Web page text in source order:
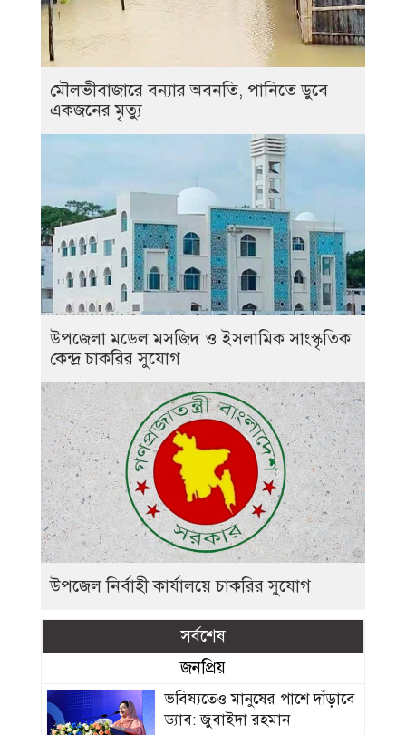
মৌলভীবাজারে বন্যার অবনতি, পানিতে ডুবে
একজনের মৃত্যু
উপজেলা মডেল মসজিদ ও ইসলামিক সাংস্কৃতিক
কেন্দ্র চাকরির সুযোগ
উপজেল নির্বাহী কার্যালয়ে চাকরির সুযোগ
সর্বশেষ
জনপ্রিয়
ভবিষ্যতেও মানুষের পাশে দাঁড়াবে
ড্যাব: জুবাইদা রহমান